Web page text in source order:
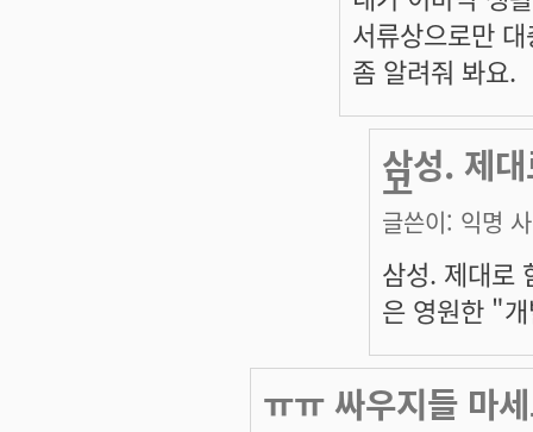
서류상으로만
좀 알려줘 봐요.
삼성. 제
고
글쓴이: 익명
삼성. 제대로
은 영원한 "
ㅠㅠ 싸우지들 마